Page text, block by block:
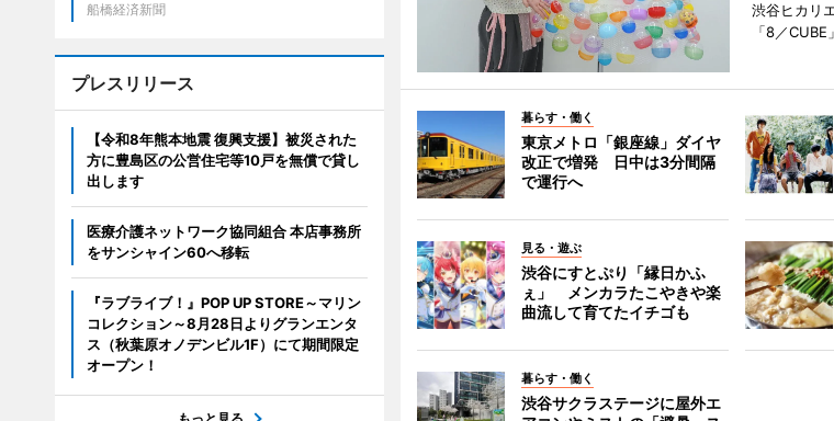
渋谷ヒカリ
「8／CUBE
暮らす・働く
東京メトロ「銀座線」ダイヤ
改正で増発 日中は3分間隔
で運行へ
見る・遊ぶ
渋谷にすとぷり「縁日かふ
ぇ」 メンカラたこやきや楽
曲流して育てたイチゴも
暮らす・働く
渋谷サクラステージに屋外エ
船橋経済新聞
プレスリリース
【令和8年熊本地震 復興支援】被災された
方に豊島区の公営住宅等10戸を無償で貸し
出します
医療介護ネットワーク協同組合 本店事務所
をサンシャイン60へ移転
『ラブライブ！』POP UP STORE～マリン
コレクション～8月28日よりグランエンタ
ス（秋葉原オノデンビル1F）にて期間限定
オープン！